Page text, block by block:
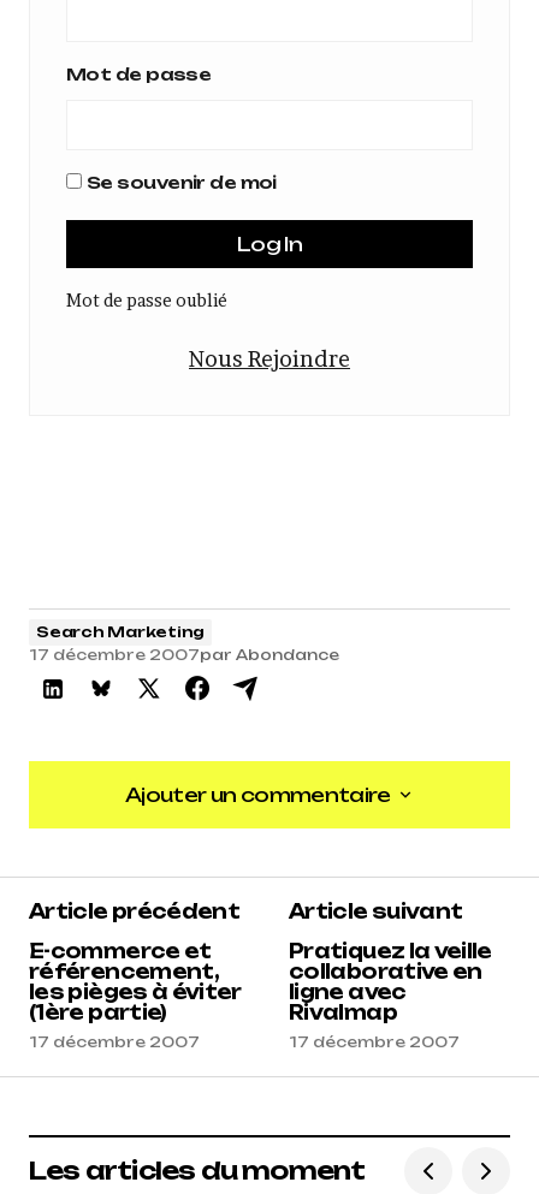
Mot de passe
Se souvenir de moi
Mot de passe oublié
Nous Rejoindre
Search Marketing
17 décembre 2007par Abondance
Ajouter un commentaire
Ajouter un commentaire
Article précédent
E-commerce et
référencement,
les pièges à éviter
(1ère partie)
17 décembre 2007
Article suivant
Pratiquez la veille
collaborative en
ligne avec
Rivalmap
17 décembre 2007
Les articles du moment